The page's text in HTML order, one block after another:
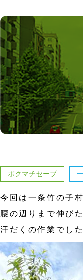
ボクマチセーブ
今回は一条竹の子
腰の辺りまで伸び
汗だくの作業でし